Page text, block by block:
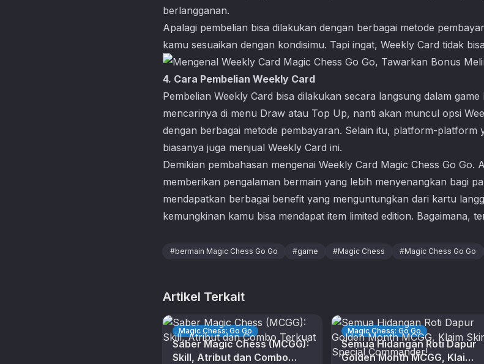
berlangganan.
Apalagi pembelian bisa dilakukan dengan berbagai metode
kamu sesuaikan dengan kondisimu. Tapi ingat, Weekly Card tidak
4. Cara Pembelian Weekly Card
Pembelian Weekly Card bisa dilakukan secara langsung dalam game
mencarinya di menu Draw atau Top Up, nanti akan muncul opsi
dengan berbagai metode pembayaran. Selain itu, platform-platform
biasanya juga menjual Weekly Card ini.
Demikian pembahasan mengenai Weekly Card Magic Chess Go Go.
memberikan pengalaman bermain yang lebih menyenangkan bagi
mendapatkan berbagai benefit yang menguntungkan dari kartu
kemungkinan kamu bisa mendapat item limited edition. Bagaimana,
#bermain Magic Chess Go Go #game #Magic Chess #Magic Chess Go Go
Artikel Terkait
Magic Chess: Go Go
Saber Magic Chess (MCGG):
Skill, Atribut dan Combo
Magic Chess: Go Go
Semua Hidangan Roti Dapur
Golden Month MCGG, Klaim